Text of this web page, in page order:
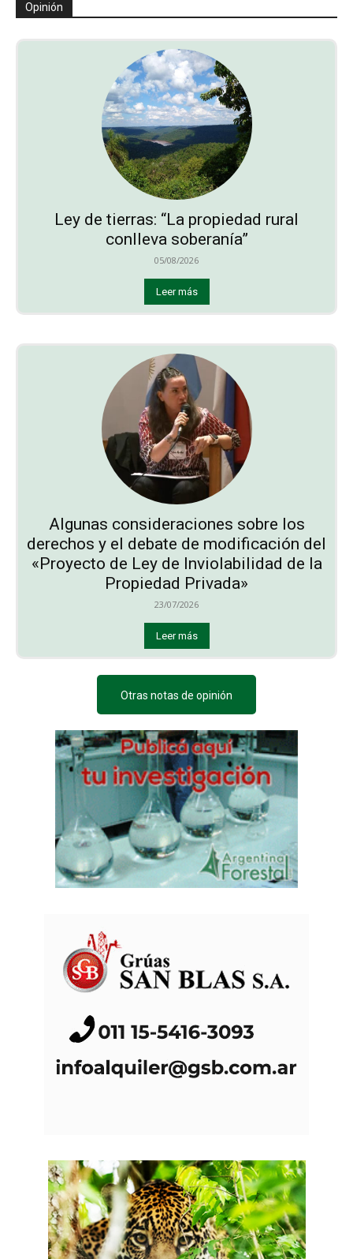
Opinión
Ley de tierras: “La propiedad rural
conlleva soberanía”
05/08/2026
Leer más
Algunas consideraciones sobre los
derechos y el debate de modificación del
«Proyecto de Ley de Inviolabilidad de la
Propiedad Privada»
23/07/2026
Leer más
Otras notas de opinión